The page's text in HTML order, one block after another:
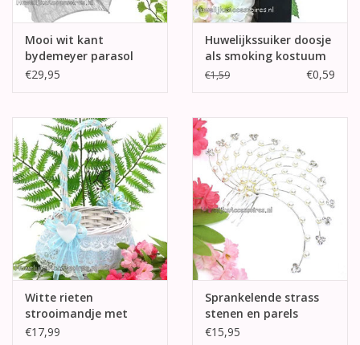
Mooi wit kant
bydemeyer parasol
€29,95
Huwelijkssuiker doosje
als smoking kostuum
€1,59 €0,59
Witte rieten
strooimandje met
blauw en wit kant
€17,99
Sprankelende strass
stenen en parels
haarkam
€15,95